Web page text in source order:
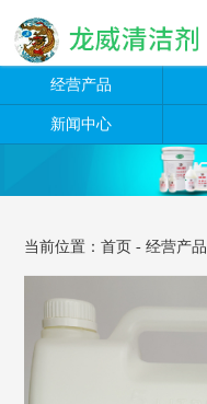
经营产品
新闻中心
当前位置：首页 -经营产品